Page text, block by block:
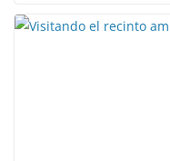
Malta
La Valeta cuenta con